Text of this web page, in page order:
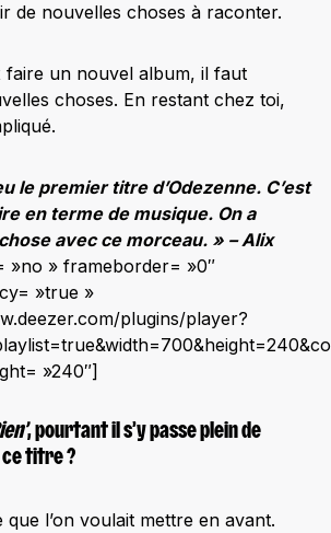
de nouvelles choses à raconter.
faire un nouvel album, il faut
choses. En restant chez toi,
le premier titre d’Odezenne. C’est
en terme de musique. On a
avec ce morceau. » – Alix
»no » frameborder= »0″
»true »
plugins/player?
»240″]
, pourtant il s’y passe plein de
ce titre ?
que l’on voulait mettre en avant.